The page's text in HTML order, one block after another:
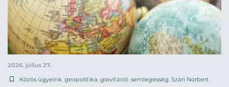
2026. július 27.
Közös ügyeink geopolitika gravitáció semlegesség Szári Norbert